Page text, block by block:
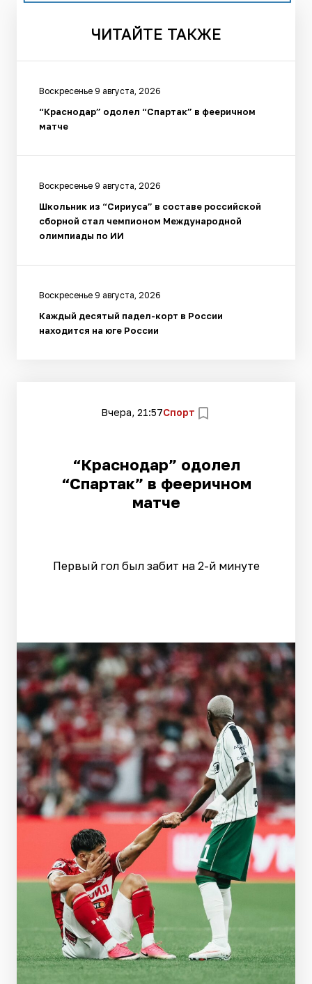
ЧИТАЙТЕ ТАКЖЕ
Воскресенье 9 августа, 2026
“Краснодар” одолел “Спартак” в фееричном
матче
Воскресенье 9 августа, 2026
Школьник из “Сириуса” в составе российской
сборной стал чемпионом Международной
олимпиады по ИИ
Воскресенье 9 августа, 2026
Каждый десятый падел-корт в России
находится на юге России
Вчера, 21:57Спорт
“Краснодар” одолел
“Спартак” в фееричном
матче
Первый гол был забит на 2-й минуте